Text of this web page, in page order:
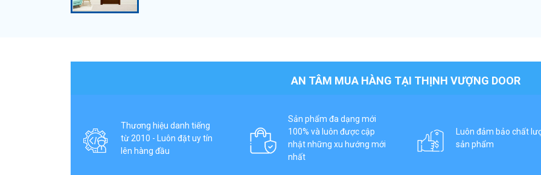
AN TÂM MUA HÀNG TẠI THỊNH VƯỢNG DOOR
Thương hiệu danh tiếng
từ 2010 - Luôn đặt uy tín
lên hàng đầu
Sản phẩm đa dạng mới
100% và luôn được cập
nhật những xu hướng mới
nhất
Luôn đảm bảo chất
sản phẩm